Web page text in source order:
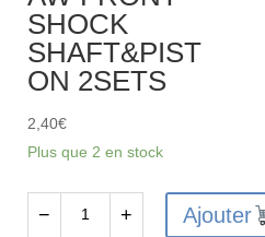
SHOCK
SHAFT&PIST
ON 2SETS
2,40€
Plus que 2 en stock
− + Ajouter